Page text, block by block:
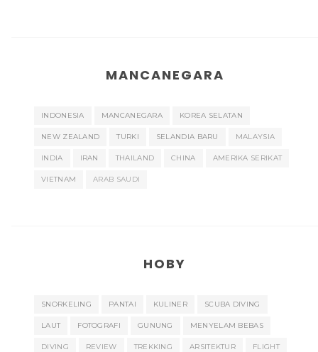
MANCANEGARA
INDONESIA MANCANEGARA KOREA SELATAN
NEW ZEALAND TURKI SELANDIA BARU MALAYSIA
INDIA IRAN THAILAND CHINA AMERIKA SERIKAT
VIETNAM ARAB SAUDI
HOBY
SNORKELING PANTAI KULINER SCUBA DIVING
LAUT FOTOGRAFI GUNUNG MENYELAM BEBAS
DIVING REVIEW TREKKING ARSITEKTUR FLIGHT